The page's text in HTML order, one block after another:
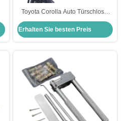
Toyota Corolla Auto Türschloss-
Set Zündschloss Tür- und
Kofferraumschlösser für
Fahrzeuge
Erhalten Sie besten Preis